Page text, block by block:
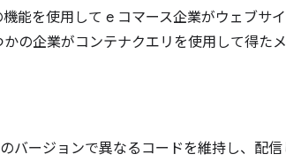
機能を使用して e コマース企業がウェブサ
の企業がコンテナクエリを使用して得た
バージョンで異なるコードを維持し、配信